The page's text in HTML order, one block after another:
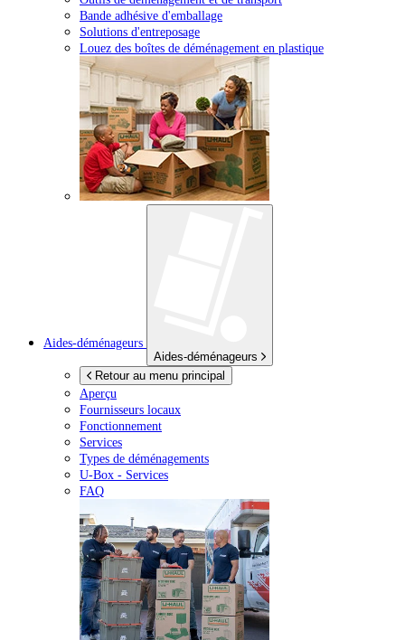
Bande adhésive d'emballage
Solutions d'entreposage
Louez des boîtes de déménagement en plastique
Aides-déménageurs
Aides-déménageurs
Retour au menu principal
Aperçu
Fournisseurs locaux
Fonctionnement
Services
Types de déménagements
U-Box - Services
FAQ